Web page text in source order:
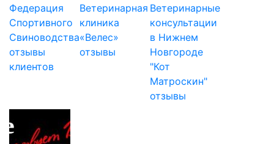
Федерация
Спортивного
Свиноводства
отзывы
клиентов
Ветеринарная
клиника
«Велес»
отзывы
Ветеринарные
консультации
в Нижнем
Новгороде
"Кот
Матроскин"
отзывы